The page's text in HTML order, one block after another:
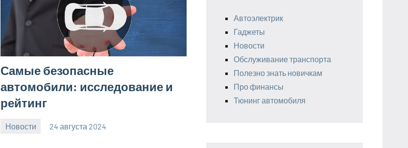
Самые безопасные
автомобили: исследование и
рейтинг
Новости 24 августа 2024
Автоэлектрик
Гаджеты
Новости
Обслуживание транспорта
Полезно знать новичкам
Про финансы
Тюнинг автомобиля